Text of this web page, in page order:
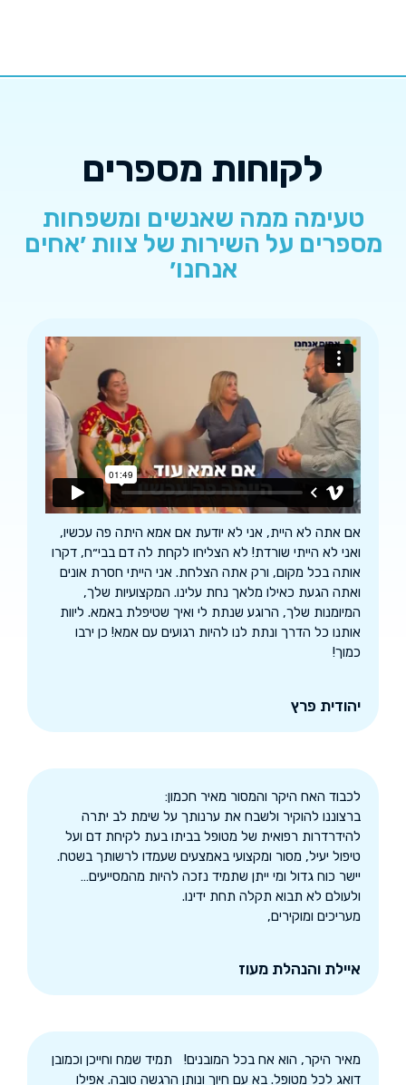
לקוחות מספרים
טעימה ממה שאנשים ומשפחות
מספרים על השירות של צוות ׳אחים
אנחנו׳
אם אתה לא היית, אני לא יודעת אם אמא היתה פה עכשיו,
ואני לא הייתי שורדת! לא הצליחו לקחת לה דם בבי״ח, דקרו
אותה בכל מקום, ורק אתה הצלחת. אני הייתי חסרת אונים
ואתה הגעת כאילו מלאך נחת עלינו. המקצועיות שלך,
המיומנות שלך, הרוגע שנתת לי ואיך שטיפלת באמא. ליוות
אותנו כל הדרך ונתת לנו להיות רגועים עם אמא! כן ירבו
כמוך!
יהודית פרץ
לכבוד האח היקר והמסור מאיר חכמון:
ברצוננו להוקיר ולשבח את ערנותך על שימת לב יתרה
להידרדרות רפואית של מטופל בביתו בעת לקיחת דם ועל
טיפול יעיל, מסור ומקצועי באמצעים שעמדו לרשותך בשטח.
יישר כוח גדול ומי ייתן שתמיד נזכה להיות מהמסייעים…
ולעולם לא תבוא תקלה תחת ידינו.
מעריכים ומוקירים,
איילת והנהלת מעוז
מאיר היקר, הוא אח בכל המובנים! תמיד שמח וחייכן וכמובן
דואג לכל מטופל. בא עם חיוך ונותן הרגשה טובה. אפילו